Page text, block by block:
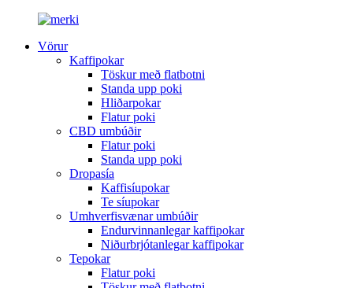
Vörur
Kaffipokar
Töskur með flatbotni
Standa upp poki
Hliðarpokar
Flatur poki
CBD umbúðir
Flatur poki
Standa upp poki
Dropasía
Kaffisíupokar
Te síupokar
Umhverfisvænar umbúðir
Endurvinnanlegar kaffipokar
Niðurbrjótanlegar kaffipokar
Tepokar
Flatur poki